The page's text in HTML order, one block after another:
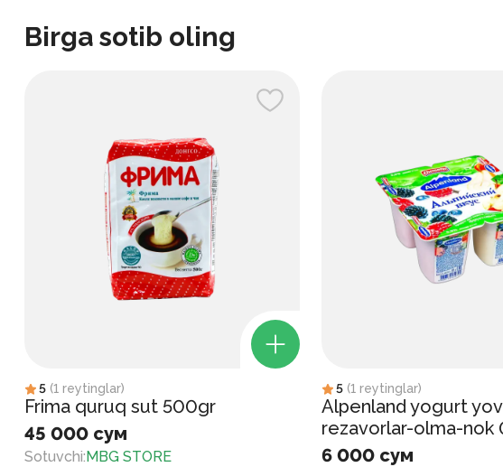
Birga sotib oling
5 (1 reytinglar)
Frima quruq sut 500gr
45 000 сум
Sotuvchi:MBG STORE
5 (1 reytinglar)
Alpenland yogurt
rezavorlar-olma-nok
6 000 сум